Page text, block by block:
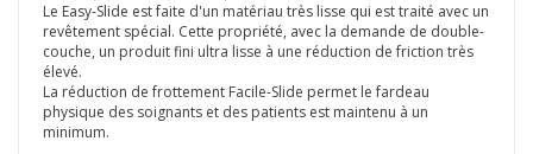
Le Easy-Slide est faite d'un matériau très lisse qui est traité avec un
revêtement spécial. Cette propriété, avec la demande de double-
couche, un produit fini ultra lisse à une réduction de friction très
élevé.
La réduction de frottement Facile-Slide permet le fardeau
physique des soignants et des patients est maintenu à un
minimum.